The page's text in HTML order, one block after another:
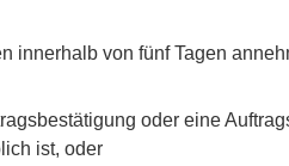
innerhalb von fünf Tagen
oder eine
ist, oder